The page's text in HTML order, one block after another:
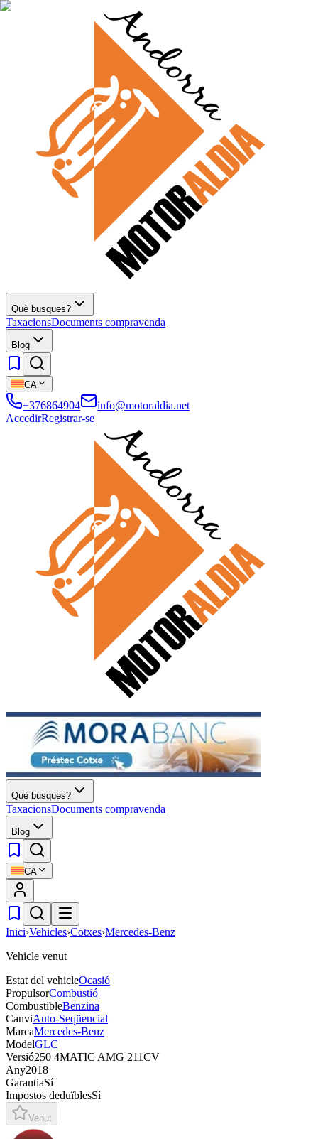
Què busques?
TaxacionsDocuments compravenda
Blog
CA
+376864904
info@motoraldia.net
AccedirRegistrar-se
Què busques?
TaxacionsDocuments compravenda
Blog
CA
Inici›Vehicles›Cotxes›Mercedes-Benz
Vehicle venut
Estat del vehicleOcasió
PropulsorCombustió
CombustibleBenzina
CanviAuto-Seqüencial
MarcaMercedes-Benz
ModelGLC
Versió250 4MATIC AMG 211CV
Any2018
GarantiaSí
Impostos deduïblesSí
Venut